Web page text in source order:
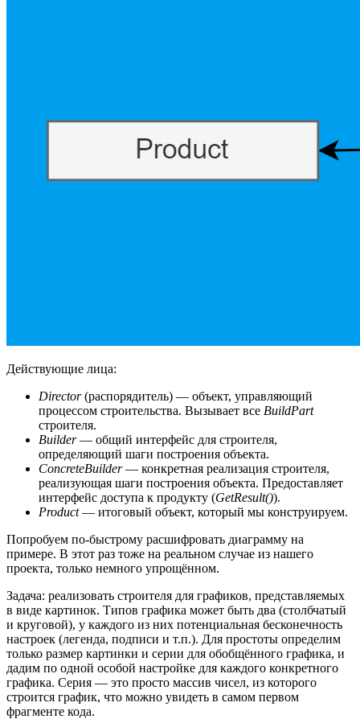
Действующие лица:
Director(распорядитель) — объект, управляющий
процессом строительства. Вызывает все BuildPart
строителя.
Builder— общий интерфейс для строителя,
определяющий шаги построения объекта.
ConcreteBuilder— конкретная реализация строителя,
реализующая шаги построения объекта. Предоставляет
интерфейс доступа к продукту (GetResult()).
Product— итоговый объект, который мы конструируем.
Попробуем по-быстрому расшифровать диаграмму на
примере. В этот раз тоже на реальном случае из нашего
проекта, только немного упрощённом.
Задача: реализовать строителя для графиков, представляемых
в виде картинок. Типов графика может быть два (столбчатый
и круговой), у каждого из них потенциальная бесконечность
настроек (легенда, подписи и т.п.). Для простоты определим
только размер картинки и серии для обобщённого графика, и
дадим по одной особой настройке для каждого конкретного
графика. Серия — это просто массив чисел, из которого
строится график, что можно увидеть в самом первом
фрагменте кода.